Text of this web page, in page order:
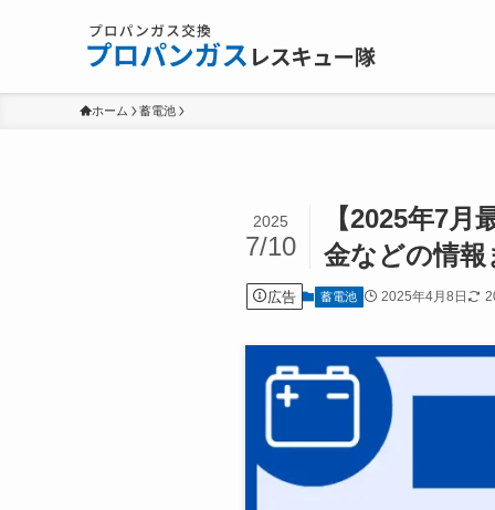
ホーム 蓄電池
【2025年7
金などの情報
2025
7/10
広告 蓄電池 2025年4月8日